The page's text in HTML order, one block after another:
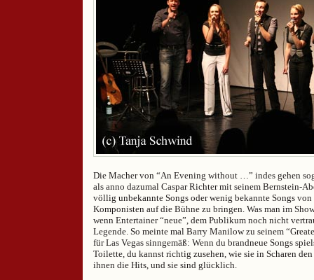
Die Macher von “An Evening without …” indes gehen
als anno dazumal Caspar Richter mit seinem Bernstein-
völlig unbekannte Songs oder wenig bekannte Songs
Komponisten auf die Bühne zu bringen. Was man im
wenn Entertainer “neue”, dem Publikum noch nicht
Legende. So meinte mal Barry Manilow zu seinem
für Las Vegas sinngemäß: Wenn du brandneue Songs
Toilette, du kannst richtig zusehen, wie sie in Scharen
ihnen die Hits, und sie sind glücklich.